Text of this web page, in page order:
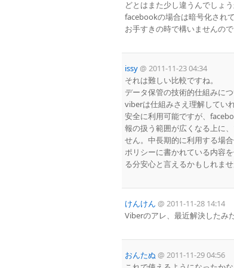
どとはまた少し違うんでしょう
facebookの場合は暗号化され
お手すきの時で構いませんの
issy @ 2011-11-23 04:34
それは難しい比較ですね。
データ保管の技術的仕組みに
viberは仕組みさえ理解してい
安全に利用可能ですが、
報の扱う範囲が広くなる上に
せん。中長期的に利用する場
ポリシーに書かれている内容
る分安心と言えるかもしれませ
けんけん @ 2011-11-28 14:14
Viberのアレ、最近解決したみ
おんたぬ @ 2011-11-29 04:56